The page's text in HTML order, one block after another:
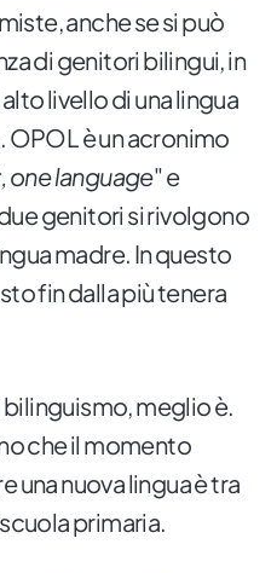
anche se si può
di genitori bilingui, in
livello di una lingua
OPOL è un acronimo
one language" e
genitori si rivolgono
madre. In questo
fin dalla più tenera
meglio è.
che il momento
una nuova lingua è tra
primaria.